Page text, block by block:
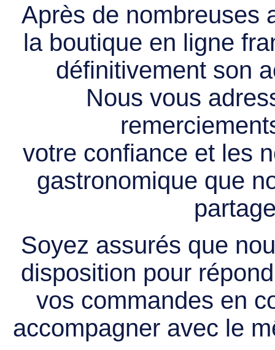
Après de nombreuses
la boutique en ligne
définitivement son
Nous vous
votre confiance et les
gastronomique que
Soyez assurés que
disposition pour
vos commandes en
accompagner avec le